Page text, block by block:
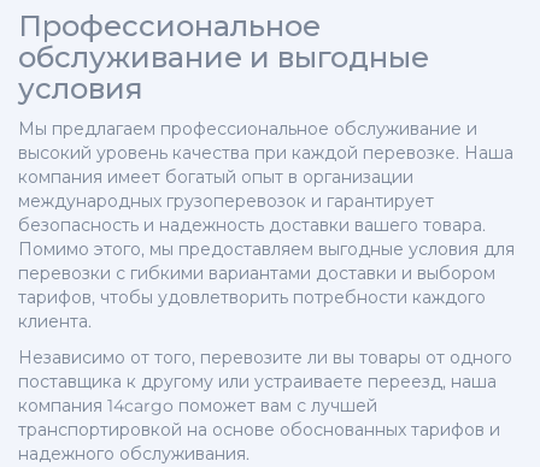
Профессиональное
обслуживание и выгодные
условия
Мы предлагаем профессиональное обслуживание и
высокий уровень качества при каждой перевозке. Наша
компания имеет богатый опыт в организации
международных грузоперевозок и гарантирует
безопасность и надежность доставки вашего товара.
Помимо этого, мы предоставляем выгодные условия для
перевозки с гибкими вариантами доставки и выбором
тарифов, чтобы удовлетворить потребности каждого
клиента.
Независимо от того, перевозите ли вы товары от одного
поставщика к другому или устраиваете переезд, наша
компания 14cargo поможет вам с лучшей
транспортировкой на основе обоснованных тарифов и
надежного обслуживания.